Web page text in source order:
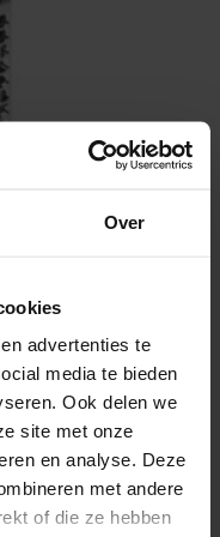
Over
advertenties te
media te bieden
Ook delen we
site met onze
en analyse. Deze
met andere
of die ze hebben
nodig.
SCA-
Z-C haal je
huis. Bestel
P-C
ca. 2 weken